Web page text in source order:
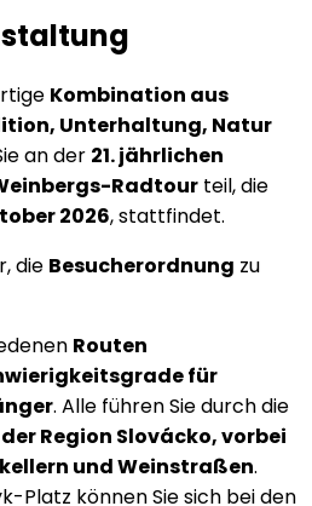
Kombination aus
Unterhaltung, Natur
an der 21. jährlichen
Radtour teil, die
2026, stattfindet.
die Besucherordnung zu
Routen
für
. Alle führen Sie durch die
Region Slovácko, vorbei
und Weinstraßen.
Platz können Sie sich bei den